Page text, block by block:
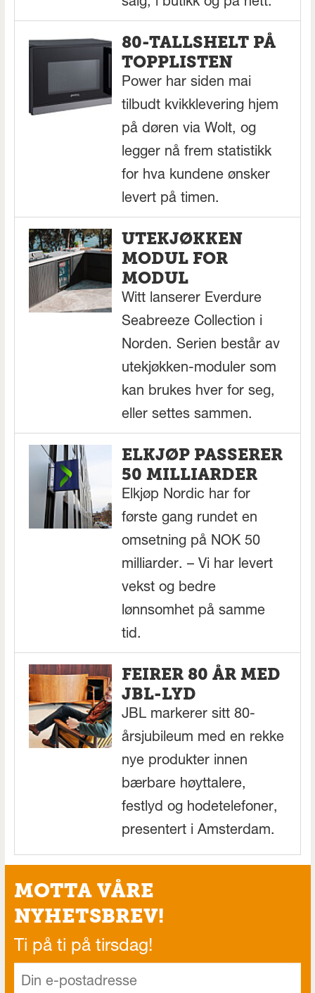
salg, i butikk og på nett.
80-TALLSHELT PÅ
TOPPLISTEN
Power har siden mai
tilbudt kvikklevering hjem
på døren via Wolt, og
legger nå frem statistikk
for hva kundene ønsker
levert på timen.
UTEKJØKKEN
MODUL FOR
MODUL
Witt lanserer Everdure
Seabreeze Collection i
Norden. Serien består av
utekjøkken-moduler som
kan brukes hver for seg,
eller settes sammen.
ELKJØP PASSERER
50 MILLIARDER
Elkjøp Nordic har for
første gang rundet en
omsetning på NOK 50
milliarder. – Vi har levert
vekst og bedre
lønnsomhet på samme
tid.
FEIRER 80 ÅR MED
JBL-LYD
JBL markerer sitt 80-
årsjubileum med en rekke
nye produkter innen
bærbare høyttalere,
festlyd og hodetelefoner,
presentert i Amsterdam.
MOTTA VÅRE
NYHETSBREV!
Ti på ti på tirsdag!